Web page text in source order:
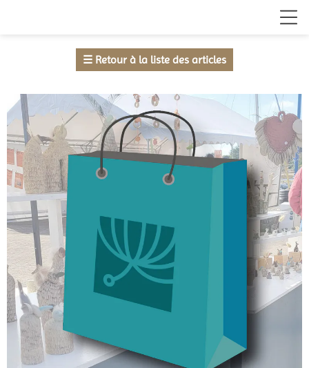
☰ Retour à la liste des articles